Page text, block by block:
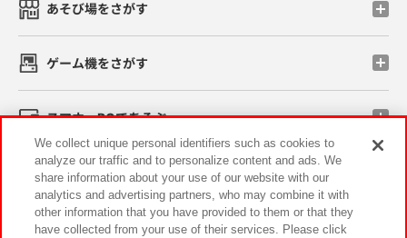
あそび場をさがす
ゲーム機をさがす
スマホ・PCであそぶ
イベント・キャンペーン
We collect unique personal identifiers such as cookies to
analyze our traffic and to personalize content and ads. We
share information about your use of our website with our
analytics and advertising partners, who may combine it with
other information that you have provided to them or that they
have collected from your use of their services. Please click